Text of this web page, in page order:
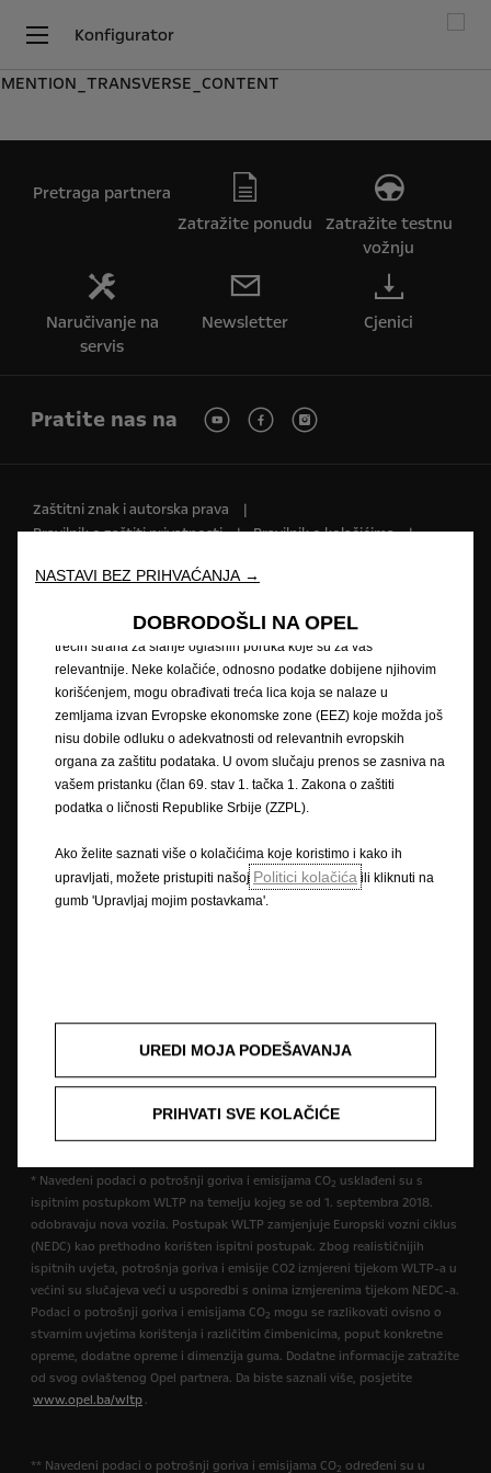
Konfigurator
MENTION_TRANSVERSE_CONTENT
Pretraga partnera
Zatražite ponudu
Zatražite testnu
vožnju
Naručivanje na
servis
Newsletter Cjenici
Pratite nas na
Zaštitni znak i autorska prava
Pravilnik o zaštiti privatnosti
Pravilnik o kolačićima
Pravna obavijest
Recikliranje
Tehničke informacije
Postavke kolačića
Slika može prikazivati dodatnu opremu.
Cijene su iskazane prema prodajnom tečaju kod Centralne banke BIH od
1,95583 KM za 1 EUR prema tečajnoj listi objavljenoj na dan 15.8.2008.
Cjenik je informativan. Konačna cijena se obračunava prema prodajnom
Opel partner može Vam dati točne informacije o mogućim promjenama u
međuvremenu. Podaci su informativni. AW OPL Distribution Kft. ne snosi
nikakvu odgovornost.
opremi. Prikazane boje su samo približne stvarnim bojama. Ilustrirana
dodatna oprema dostupna je uz nadoplatu. Dostupnost, tehničke
dostupne samo u nekim zemljama ili mogu biti dostupne uz dodatne
troškove. Za precizne informacije o opremi koja se isporučuje na našim
vozilima obratite se lokalnom Opel partneru.
* Navedeni podaci o potrošnji goriva i emisijama CO2 usklađeni su s
ispitnim postupkom WLTP na temelju kojeg se od 1. septembra 2018.
odobravaju nova vozila. Postupak WLTP zamjenjuje Europski vozni ciklus
(NEDC) kao prethodno korišten ispitni postupak. Zbog realističnijih
ispitnih uvjeta, potrošnja goriva i emisije CO2 izmjereni tijekom WLTP-a u
većini su slučajeva veći u usporedbi s onima izmjerenima tijekom NEDC-a.
Podaci o potrošnji goriva i emisijama CO2 mogu se razlikovati ovisno o
stvarnim uvjetima korištenja i različitim čimbenicima, poput konkretne
opreme, dodatne opreme i dimenzija guma. Dodatne informacije zatražite
od svog ovlaštenog Opel partnera. Da biste saznali više, posjetite
www.opel.ba/wltp .
** Navedeni podaci o potrošnji goriva i emisijama CO2 određeni su u
NASTAVI BEZ PRIHVAĆANJA →
DOBRODOŠLI NA OPEL
našoj veb stranici. Kolačići nam omogućavaju da Vam pružimo
osnovne funkcionalnosti kao što su bezbednost, upravljanje
performanse kroz različite funkcije, kao što su prepoznavanje
Vam nudimo. Naša veb stranica takođe može koristiti kolačiće
trećih strana za slanje oglasnih poruka koje su za vas
relevantnije. Neke kolačiće, odnosno podatke dobijene njihovim
korišćenjem, mogu obrađivati treća lica koja se nalaze u
zemljama izvan Evropske ekonomske zone (EEZ) koje možda još
nisu dobile odluku o adekvatnosti od relevantnih evropskih
organa za zaštitu podataka. U ovom slučaju prenos se zasniva na
vašem pristanku (član 69. stav 1. tačka 1. Zakona o zaštiti
podatka o ličnosti Republike Srbije (ZZPL).
Ako želite saznati više o kolačićima koje koristimo i kako ih
upravljati, možete pristupiti našoj Politici kolačića ili kliknuti na
gumb 'Upravljaj mojim postavkama'.
UREDI MOJA PODEŠAVANJA
PRIHVATI SVE KOLAČIĆE